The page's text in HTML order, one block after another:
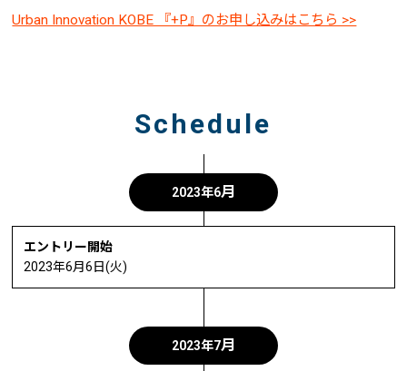
Urban Innovation KOBE 『+P』のお申し込みはこちら >>
Schedule
2023年6月
エントリー開始
2023年6月6日(火)
2023年7月